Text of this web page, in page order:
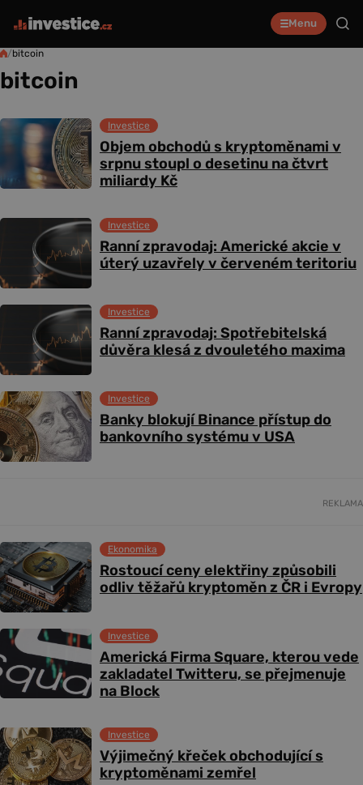
Menu
/bitcoin
bitcoin
Objem obchodů s kryptoměnami v
srpnu stoupl o desetinu na čtvrt
miliardy Kč
Investice
Ranní zpravodaj: Americké akcie v
úterý uzavřely v červeném teritoriu
Investice
Ranní zpravodaj: Spotřebitelská
důvěra klesá z dvouletého maxima
Investice
Banky blokují Binance přístup do
bankovního systému v USA
Investice
REKLAMA
Rostoucí ceny elektřiny způsobili
odliv těžařů kryptoměn z ČR i Evropy
Ekonomika
Americká Firma Square, kterou vede
zakladatel Twitteru, se přejmenuje
na Block
Investice
Výjimečný křeček obchodující s
kryptoměnami zemřel
Investice